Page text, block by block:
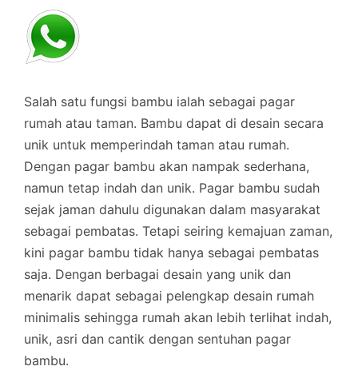
Salah satu fungsi bambu ialah sebagai pagar
rumah atau taman. Bambu dapat di desain secara
unik untuk memperindah taman atau rumah.
Dengan pagar bambu akan nampak sederhana,
namun tetap indah dan unik. Pagar bambu sudah
sejak jaman dahulu digunakan dalam masyarakat
sebagai pembatas. Tetapi seiring kemajuan zaman,
kini pagar bambu tidak hanya sebagai pembatas
saja. Dengan berbagai desain yang unik dan
menarik dapat sebagai pelengkap desain rumah
minimalis sehingga rumah akan lebih terlihat indah,
unik, asri dan cantik dengan sentuhan pagar
bambu.